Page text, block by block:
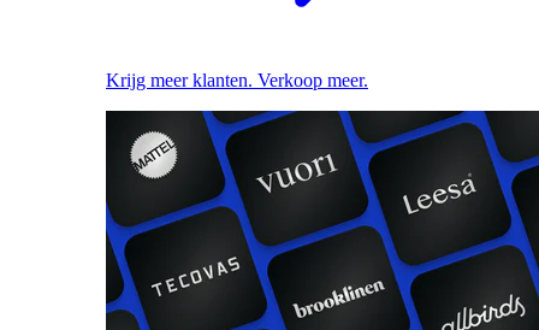
Krijg meer klanten. Verkoop meer.